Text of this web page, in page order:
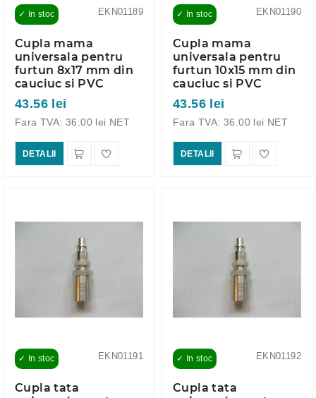
EKN01189
✓ In stoc
Cupla mama
universala pentru
furtun 8x17 mm din
cauciuc si PVC
43.56 lei
Fara TVA: 36.00 lei NET
DETALII
EKN01190
✓ In stoc
Cupla mama
universala pentru
furtun 10x15 mm din
cauciuc si PVC
43.56 lei
Fara TVA: 36.00 lei NET
DETALII
EKN01191
✓ In stoc
Cupla tata
EKN01192
✓ In stoc
Cupla tata